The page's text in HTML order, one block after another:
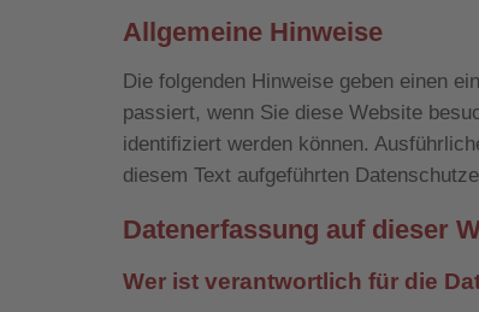
Allgemeine Hinweise
Die folgenden Hinweise geben einen
passiert, wenn Sie diese Website
identifiziert werden können.
diesem Text aufgeführten
Datenerfassung auf dieser
Wer ist verantwortlich für die